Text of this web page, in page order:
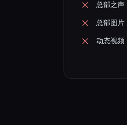
总部之声
总部图片
动态视频